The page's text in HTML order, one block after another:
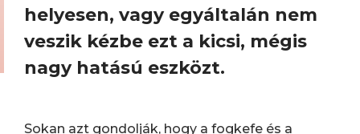
helyesen, vagy egyáltalán nem
veszik kézbe ezt a kicsi, mégis
nagy hatású eszközt.
Sokan azt gondolják, hogy a fogkefe és a